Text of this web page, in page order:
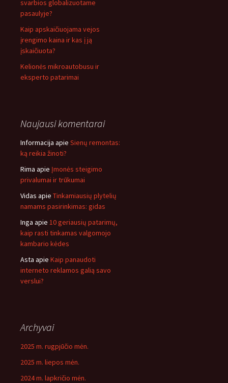
svarbios globalizuotame
pasaulyje?
Kaip apskaičiuojama vejos
įrengimo kaina ir kas į ją
įskaičiuota?
Kelionės mikroautobusu ir
eksperto patarimai
Naujausi komentarai
Informacija apie Sienų remontas:
ką reikia žinoti?
Rima apie Įmonės steigimo
privalumai ir trūkumai
Vidas apie Tinkamiausių plytelių
namams pasirinkimas: gidas
Inga apie 10 geriausių patarimų,
kaip rasti tinkamas valgomojo
kambario kėdes
Asta apie Kaip panaudoti
interneto reklamos galią savo
verslui?
Archyvai
2025 m. rugpjūčio mėn.
2025 m. liepos mėn.
2024 m. lapkričio mėn.